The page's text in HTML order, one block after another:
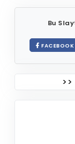
Bu
FACEBOOK
>>